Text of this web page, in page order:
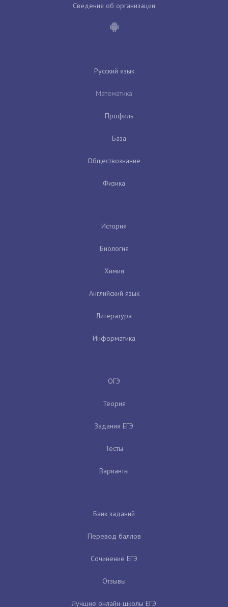
Сведения об организации
Русский язык
Математика
Профиль
База
Обществознание
Физика
История
Биология
Химия
Английский язык
Литература
Информатика
ОГЭ
Теория
Задания ЕГЭ
Тесты
Варианты
Банк заданий
Перевод баллов
Сочинение ЕГЭ
Отзывы
Лучшие онлайн-школы ЕГЭ